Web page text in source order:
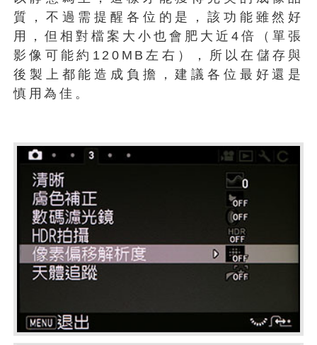
質，不過需提醒各位的是，該功能雖然好
用，但相對檔案大小也會肥大近4倍（單張
影像可能約120MB左右），所以在儲存與
後製上都能造成負擔，建議各位最好還是
慎用為佳。